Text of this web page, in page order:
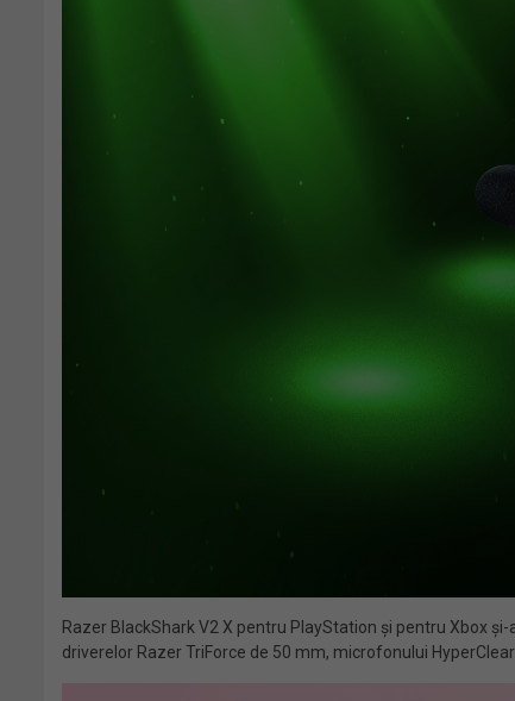
Razer BlackShark V2 X pentru PlayStation și pentru Xbox
driverelor Razer TriForce de 50 mm, microfonului